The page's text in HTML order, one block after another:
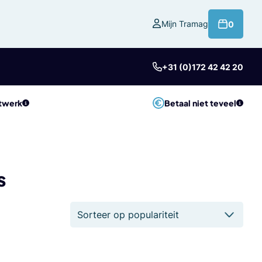
Mijn Tramag 0
+31 (0)172 42 42 20
Betaal niet teveel